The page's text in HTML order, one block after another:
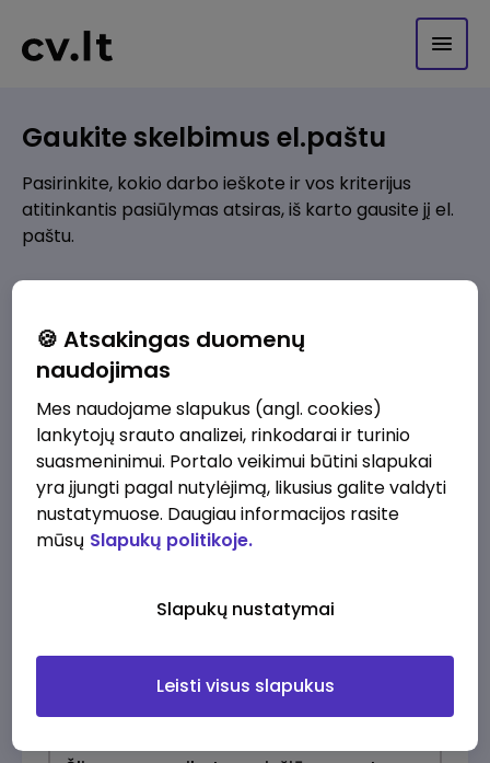
Gaukite skelbimus el.paštu
Pasirinkite, kokio darbo ieškote ir vos kriterijus
atitinkantis pasiūlymas atsiras, iš karto gausite jį el.
paštu.
Pridėti naują
Kokios srities darbo pasiūlymai jus domina?
Pridėti naują
🍪 Atsakingas duomenų
naudojimas
Mes naudojame slapukus (angl. cookies)
lankytojų srauto analizei, rinkodarai ir turinio
suasmeninimui. Portalo veikimui būtini slapukai
yra įjungti pagal nutylėjimą, likusius galite valdyti
nustatymuose. Daugiau informacijos rasite
mūsų Slapukų politikoje.
Slapukų nustatymai
Leisti visus slapukus